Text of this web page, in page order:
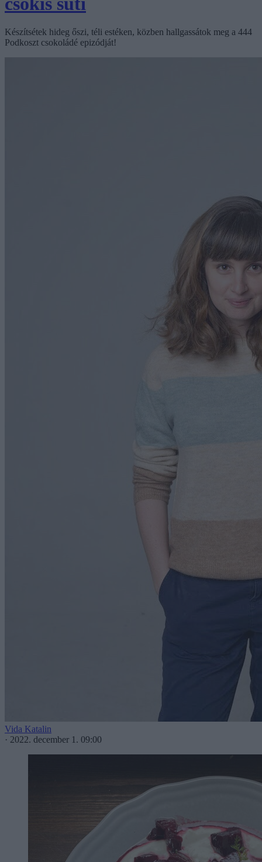
Készítsétek hideg őszi, téli estéken, közben hallgassátok meg a 444
Podkoszt csokoládé epizódját!
Vida Katalin
· 2022. december 1. 09:00